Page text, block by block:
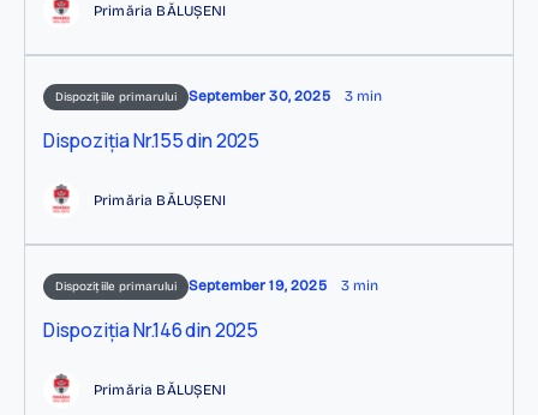
Primăria BĂLUȘENI
Dispozițiile primarului September 30, 2025 3 min
Dispoziția Nr.155 din 2025
Primăria BĂLUȘENI
Dispozițiile primarului September 19, 2025 3 min
Dispoziția Nr.146 din 2025
Primăria BĂLUȘENI